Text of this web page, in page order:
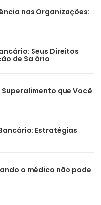
nas Organizações:
Seus Direitos
de Salário
que Você
Estratégias
o médico não pode